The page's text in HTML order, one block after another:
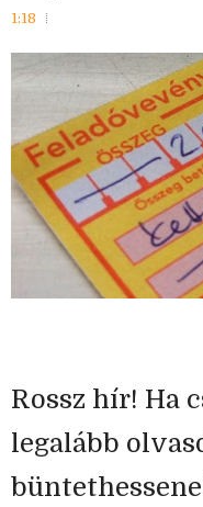
1:18
Rossz hír! Ha
legalább